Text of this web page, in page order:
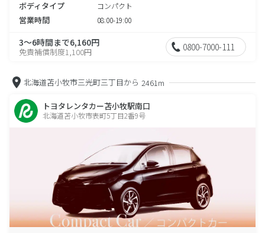
ボディタイプ コンパクト
営業時間 08:00-19:00
3～6時間まで6,160円
免責補償制度1,100円 0800-7000-111
北海道苫小牧市三光町三丁目から 2461m
トヨタレンタカー苫小牧駅南口
北海道苫小牧市表町5丁目2番9号